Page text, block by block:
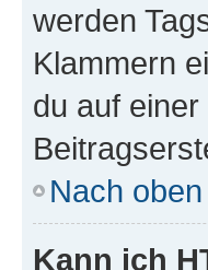
werden
Klammern
du auf
Nach oben
Kann ich